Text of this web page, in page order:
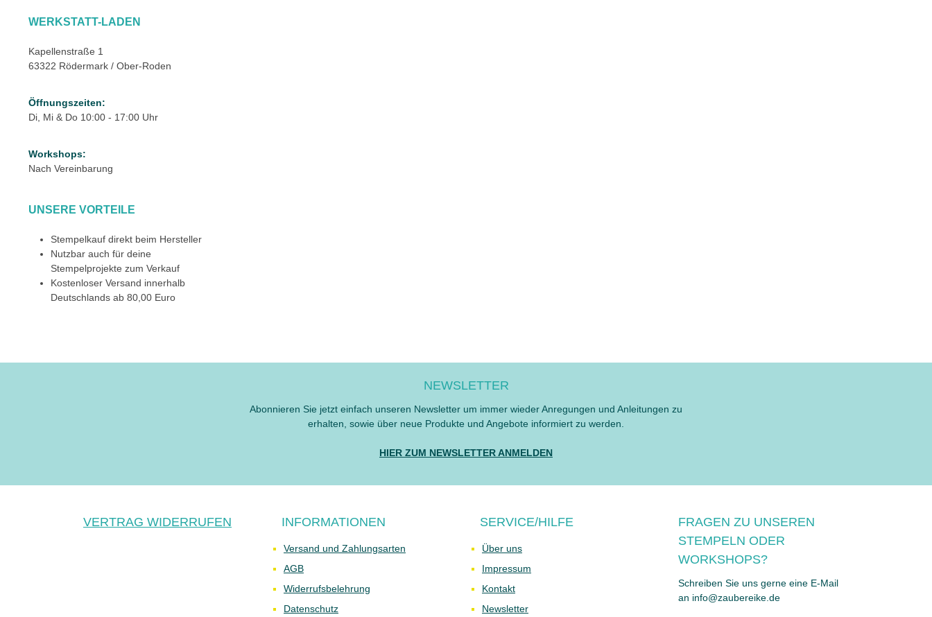
WERKSTATT-LADEN
Kapellenstraße 1
63322 Rödermark / Ober-Roden
Öffnungszeiten:
Di, Mi & Do 10:00 - 17:00 Uhr
Workshops:
Nach Vereinbarung
UNSERE VORTEILE
Stempelkauf direkt beim Hersteller
Nutzbar auch für deine
Stempelprojekte zum Verkauf
Kostenloser Versand innerhalb
Deutschlands ab 80,00 Euro
NEWSLETTER
Abonnieren Sie jetzt einfach unseren Newsletter um immer wieder Anregungen und Anleitungen zu
erhalten, sowie über neue Produkte und Angebote informiert zu werden.
HIER ZUM NEWSLETTER ANMELDEN
FRAGEN ZU UNSEREN
STEMPELN ODER
WORKSHOPS?
Schreiben Sie uns gerne eine E-Mail
an info@zaubereike.de
VERTRAG WIDERRUFEN INFORMATIONEN
Versand und Zahlungsarten
AGB
Widerrufsbelehrung
Datenschutz
SERVICE/HILFE
Über uns
Impressum
Kontakt
Newsletter